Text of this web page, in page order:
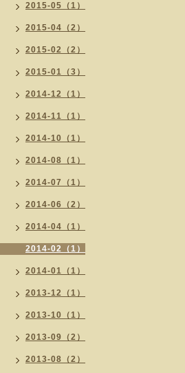
2015-05（1）
2015-04（2）
2015-02（2）
2015-01（3）
2014-12（1）
2014-11（1）
2014-10（1）
2014-08（1）
2014-07（1）
2014-06（2）
2014-04（1）
2014-02（1）
2014-01（1）
2013-12（1）
2013-10（1）
2013-09（2）
2013-08（2）